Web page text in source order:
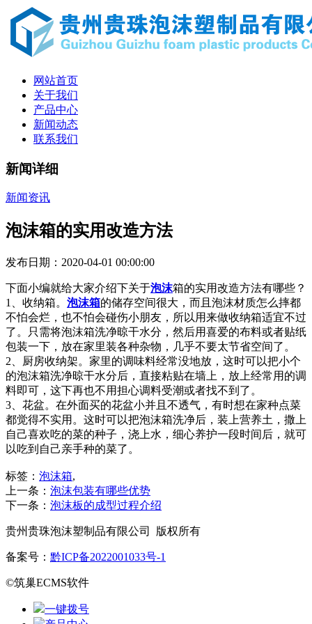
网站首页
关于我们
产品中心
新闻动态
联系我们
新闻详细
新闻资讯
泡沫箱的实用改造方法
发布日期：2020-04-01 00:00:00
下面小编就给大家介绍下关于泡沫箱的实用改造方法有哪些？
1、收纳箱。 泡沫箱的储存空间很大，而且泡沫材质怎么摔都
不怕会烂，也不怕会碰伤小朋友，所以用来做收纳箱适宜不过
了。只需将泡沫箱洗净晾干水分，然后用喜爱的布料或者贴纸
包装一下，放在家里装各种杂物，几乎不要太节省空间了。
2、厨房收纳架。家里的调味料经常没地放，这时可以把小个
的泡沫箱洗净晾干水分后，直接粘贴在墙上，放上经常用的调
料即可，这下再也不用担心调料受潮或者找不到了。
3、花盆。在外面买的花盆小并且不透气，有时想在家种点菜
都觉得不实用。这时可以把泡沫箱洗净后，装上营养土，撒上
自己喜欢吃的菜的种子，浇上水，细心养护一段时间后，就可
以吃到自己亲手种的菜了。
标签： 泡沫箱,
上一条： 泡沫包装有哪些优势
下一条： 泡沫板的成型过程介绍
贵州贵珠泡沫塑制品有限公司 版权所有
备案号： 黔ICP备2022001033号-1
©筑巢ECMS软件
一键拨号